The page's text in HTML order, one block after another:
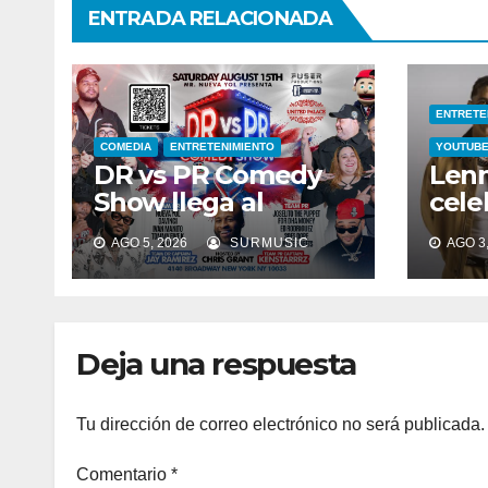
ENTRADA RELACIONADA
COMEDIA ENTRETENIMIENTO
DR vs PR Comedy
Show llega al
United Palace este
15 de agosto
AGO 5, 2026 SURMUSIC
YOUTUBE
de
enAGO
Deja una respuesta
Tu dirección de correo electrónico no será publicada.
Comentario *